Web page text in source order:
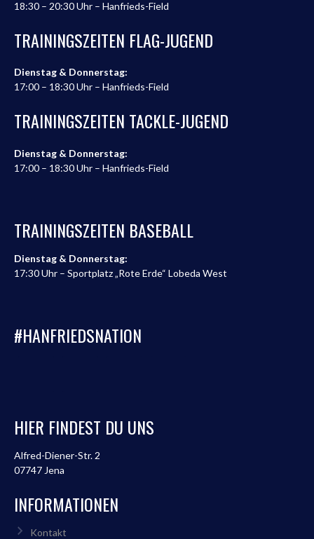
18:30 – 20:30 Uhr – Hanfrieds-Field
TRAININGSZEITEN FLAG-JUGEND
Dienstag & Donnerstag:
17:00 – 18:30 Uhr – Hanfrieds-Field
TRAININGSZEITEN TACKLE-JUGEND
Dienstag & Donnerstag:
17:00 – 18:30 Uhr – Hanfrieds-Field
TRAININGSZEITEN BASEBALL
Dienstag & Donnerstag:
17:30 Uhr – Sportplatz „Rote Erde“ Lobeda West
#HANFRIEDSNATION
HIER FINDEST DU UNS
Alfred-Diener-Str. 2
07747 Jena
INFORMATIONEN
Kontakt